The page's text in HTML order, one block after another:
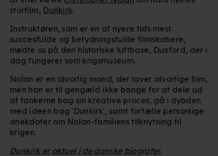
storfilm, Dunkirk.
Instruktøren, som er en af nyere tids mest
succesfulde og betydningsfulde filmskabere,
mødte os på den historiske luftbase, Duxford, der i
dag fungerer som krigsmuseum.
Nolan er en alvorlig mand, der laver alvorlige film,
men han er til gengæld ikke bange for at dele ud
af tankerne bag sin kreative proces, gå i dybden
med ideen bag 'Dunkirk', samt fortælle personlige
anekdoter om Nolan-familiens tilknytning til
krigen.
Dunkirk er aktuel i de danske biografer.